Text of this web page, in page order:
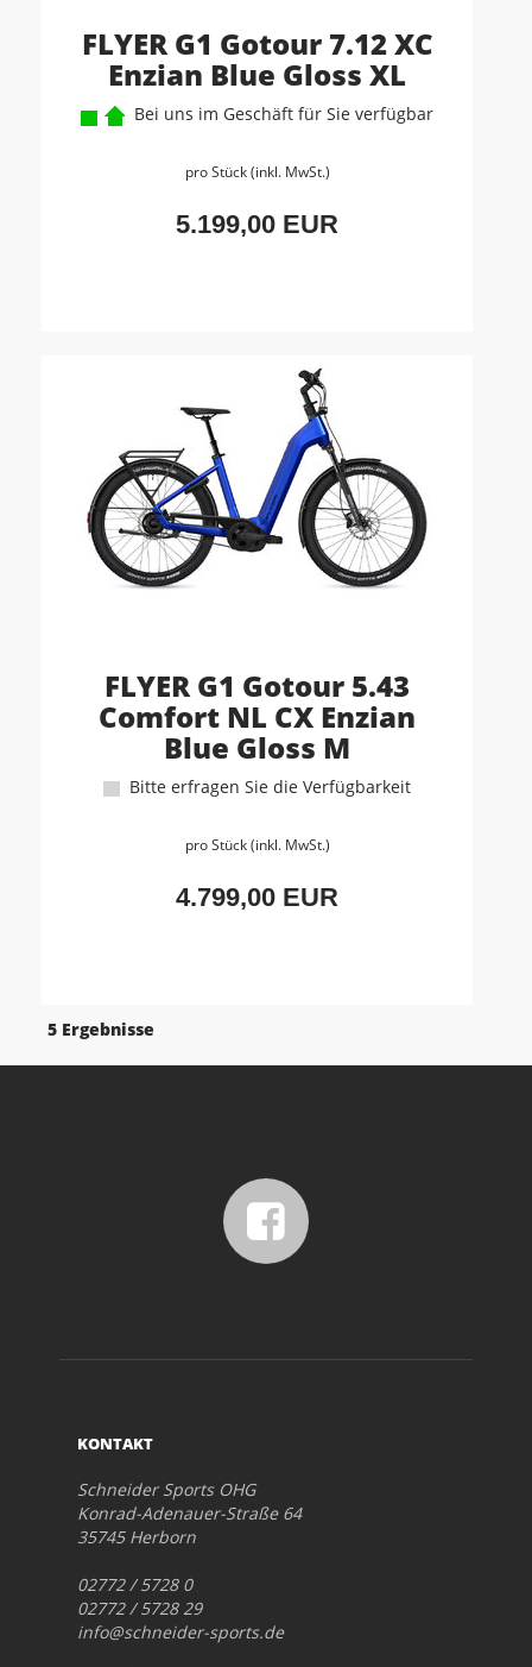
FLYER G1 Gotour 7.12 XC
Enzian Blue Gloss XL
Bei uns im Geschäft für Sie verfügbar
pro Stück (inkl. MwSt.)
5.199,00 EUR
FLYER G1 Gotour 5.43
Comfort NL CX Enzian
Blue Gloss M
Bitte erfragen Sie die Verfügbarkeit
pro Stück (inkl. MwSt.)
4.799,00 EUR
5 Ergebnisse
KONTAKT
Schneider Sports OHG
Konrad-Adenauer-Straße 64
35745 Herborn
02772 / 5728 0
02772 / 5728 29
info@schneider-sports.de